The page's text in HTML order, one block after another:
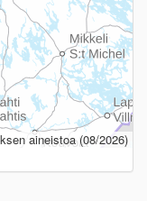
aineistoa (08/2026)